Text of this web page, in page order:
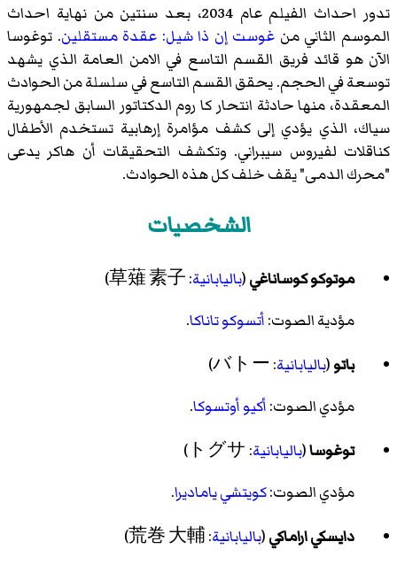
تدور احداث الفيلم عام 2034، بعد سنتين من نهاية احداث
الموسم الثاني من غوست إن ذا شيل: عقدة مستقلين. توغوسا
الآن هو قائد فريق القسم التاسع في الامن العامة الذي يشهد
توسعة في الحجم. يحقق القسم التاسع في سلسلة من الحوادث
المعقدة، منها حادثة انتحار كا روم الدكتاتور السابق لجمهورية
سياك، الذي يؤدي إلى كشف مؤامرة إرهابية تستخدم الأطفال
كناقلات لفيروس سيبراني. وتكشف التحقيقات أن هاكر يدعى
"محرك الدمى" يقف خلف كل هذه الحوادث.
الشخصيات
موتوكو كوساناغي(باليابانية: 草薙 素子)
مؤدية الصوت:أتسوكو تاناكا.
باتو(باليابانية: バトー)
مؤدي الصوت:أكيو أوتسوكا.
توغوسا(باليابانية: トグサ)
مؤدي الصوت:كويتشي ياماديرا.
دايسكي اراماكي(باليابانية: 荒巻 大輔)